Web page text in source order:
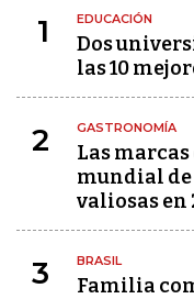
1 EDUCACIÓN
Dos
las 10
2 GASTRONOMÍA
Las
mundial de
valiosas en
3 BRASIL
Familia